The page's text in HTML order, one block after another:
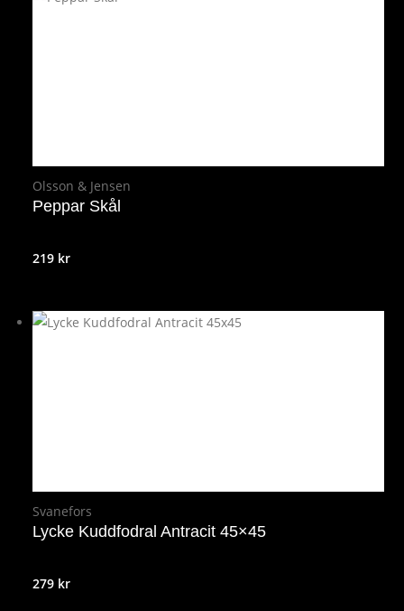
Olsson & Jensen
Peppar Skål
219 kr
Svanefors
Lycke Kuddfodral Antracit 45×45
279 kr